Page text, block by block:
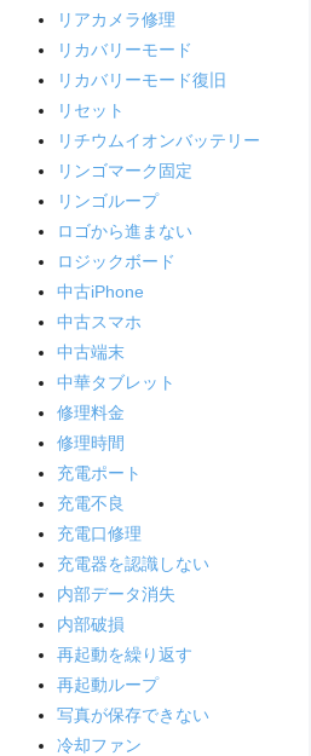
リアカメラ修理
リカバリーモード
リカバリーモード復旧
リセット
リチウムイオンバッテリー
リンゴマーク固定
リンゴループ
ロゴから進まない
ロジックボード
中古iPhone
中古スマホ
中古端末
中華タブレット
修理料金
修理時間
充電ポート
充電不良
充電口修理
充電器を認識しない
内部データ消失
内部破損
再起動を繰り返す
再起動ループ
写真が保存できない
冷却ファン